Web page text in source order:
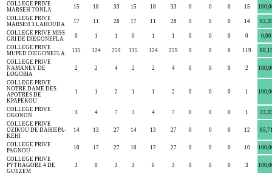
COLLEGE PRIVE
MARSEH TONLA
15 18 33 15 18 33 0 0 0 15
COLLEGE PRIVE
MARSEH 3 LAHOUDA
17 11 28 17 11 28 0 0 0 14
COLLEGE PRIVE MISS
GRI DE DIEGONEFLA
0 1 1 0 1 1 0 0 0 0
0,00
COLLEGE PRIVE
MUPED DIEGONEFLA
135 124 259 135 124 259 0 0 0 119
COLLEGE PRIVE
NAMANEY DE
LOGOBIA
2 2 4 2 2 4 0 0 0 2
COLLEGE PRIVE
NOTRE DAME DES
APOTRES DE
KPAPEKOU
1 1 2 1 1 2 0 0 0 1
COLLEGE PRIVE
OKONON
3 4 7 3 4 7 0 0 0 1
COLLEGE PRIVE
OZIKOU DE DAHIEPA-
KEHI
14 13 27 14 13 27 0 0 0 12
COLLEGE PRIVE
PAGNOU
10 17 27 10 17 27 0 0 0 10
COLLEGE PRIVE
PYTHAGORE 4 DE
GUEZEM
3 0 3 3 0 3 0 0 0 3